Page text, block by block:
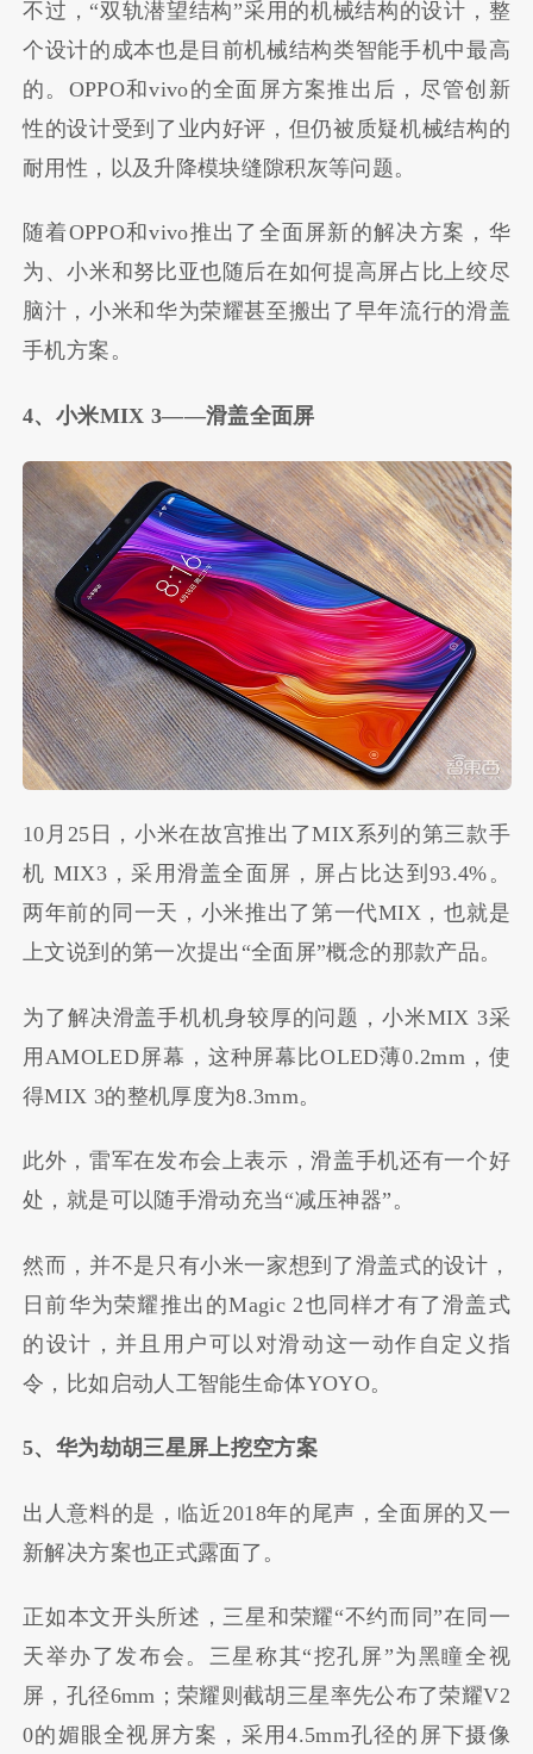
不过，“双轨潜望结构”采用的机械结构的设计，整
个设计的成本也是目前机械结构类智能手机中最高
的。OPPO和vivo的全面屏方案推出后，尽管创新
性的设计受到了业内好评，但仍被质疑机械结构的
耐用性，以及升降模块缝隙积灰等问题。
随着OPPO和vivo推出了全面屏新的解决方案，华
为、小米和努比亚也随后在如何提高屏占比上绞尽
脑汁，小米和华为荣耀甚至搬出了早年流行的滑盖
手机方案。
4、小米MIX 3——滑盖全面屏
10月25日，小米在故宫推出了MIX系列的第三款手
机 MIX3，采用滑盖全面屏，屏占比达到93.4%。
两年前的同一天，小米推出了第一代MIX，也就是
上文说到的第一次提出“全面屏”概念的那款产品。
为了解决滑盖手机机身较厚的问题，小米MIX 3采
用AMOLED屏幕，这种屏幕比OLED薄0.2mm，使
得MIX 3的整机厚度为8.3mm。
此外，雷军在发布会上表示，滑盖手机还有一个好
处，就是可以随手滑动充当“减压神器”。
然而，并不是只有小米一家想到了滑盖式的设计，
日前华为荣耀推出的Magic 2也同样才有了滑盖式
的设计，并且用户可以对滑动这一动作自定义指
令，比如启动人工智能生命体YOYO。
5、华为劫胡三星屏上挖空方案
出人意料的是，临近2018年的尾声，全面屏的又一
新解决方案也正式露面了。
正如本文开头所述，三星和荣耀“不约而同”在同一
天举办了发布会。三星称其“挖孔屏”为黑瞳全视
屏，孔径6mm；荣耀则截胡三星率先公布了荣耀V2
0的媚眼全视屏方案，采用4.5mm孔径的屏下摄像